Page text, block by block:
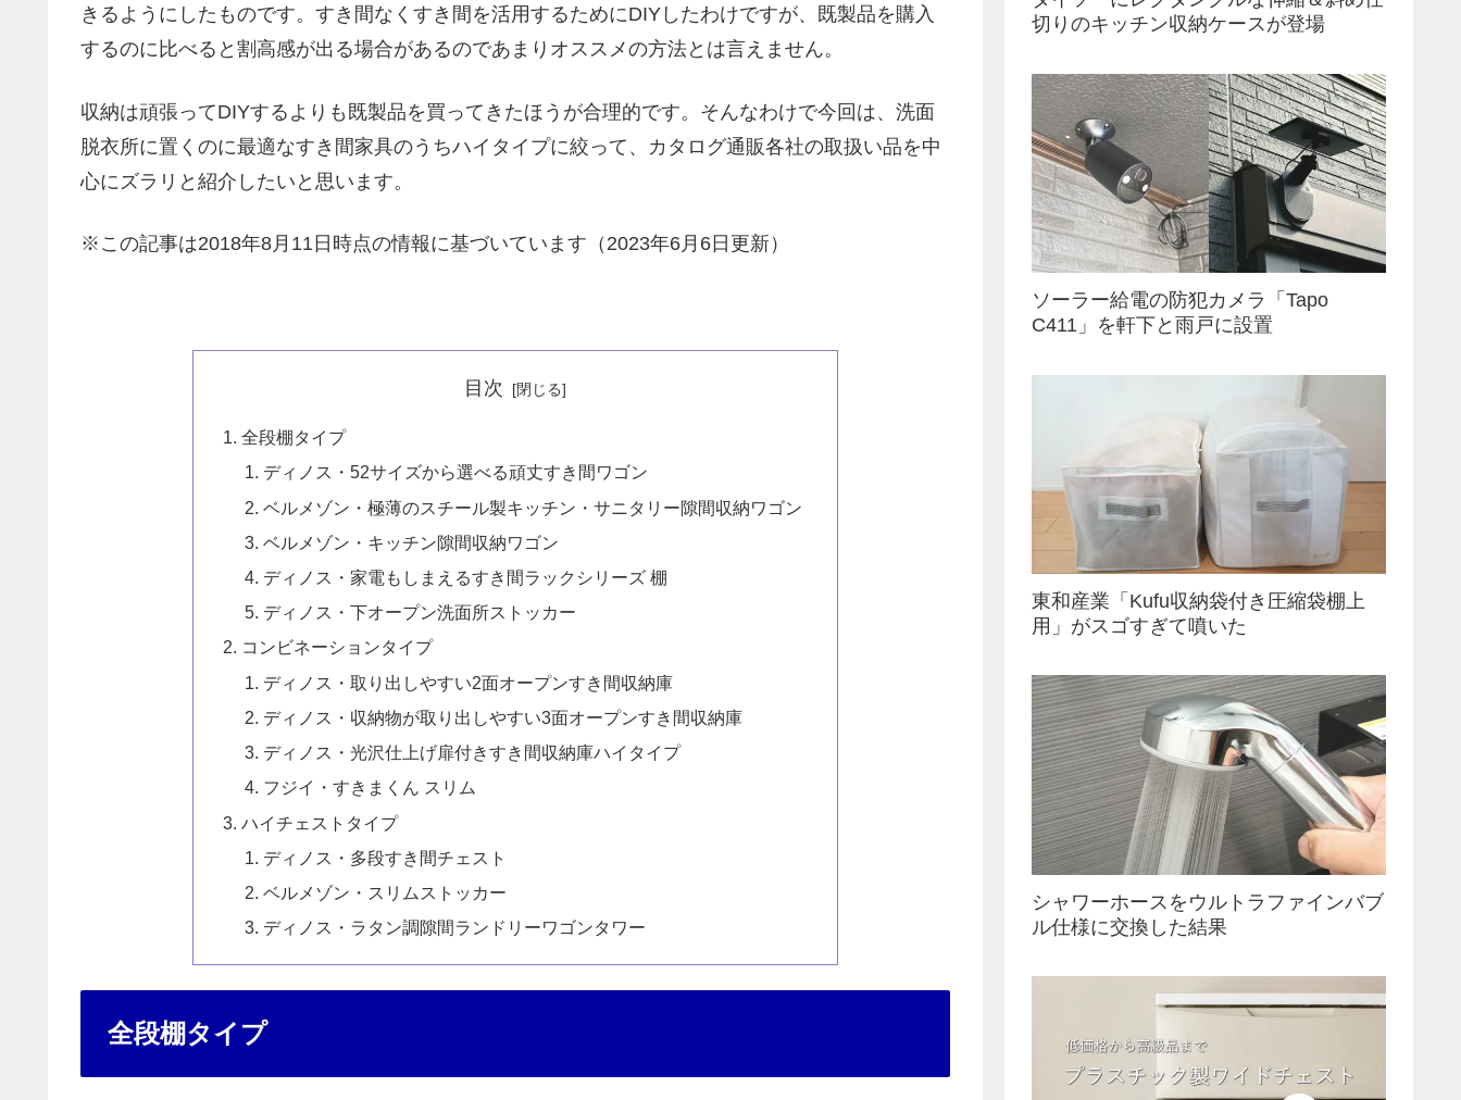
きるようにしたものです。すき間なくすき間を活用するためにDIYしたわけですが、既製品を購入
するのに比べると割高感が出る場合があるのであまりオススメの方法とは言えません。
収納は頑張ってDIYするよりも既製品を買ってきたほうが合理的です。そんなわけで今回は、洗面
脱衣所に置くのに最適なすき間家具のうちハイタイプに絞って、カタログ通販各社の取扱い品を中
心にズラリと紹介したいと思います。
※この記事は2018年8月11日時点の情報に基づいています（2023年6月6日更新）
目次
全段棚タイプ
ディノス・52サイズから選べる頑丈すき間ワゴン
ベルメゾン・極薄のスチール製キッチン・サニタリー隙間収納ワゴン
ベルメゾン・キッチン隙間収納ワゴン
ディノス・家電もしまえるすき間ラックシリーズ 棚
ディノス・下オープン洗面所ストッカー
コンビネーションタイプ
ディノス・取り出しやすい2面オープンすき間収納庫
ディノス・収納物が取り出しやすい3面オープンすき間収納庫
ディノス・光沢仕上げ扉付きすき間収納庫ハイタイプ
フジイ・すきまくん スリム
ハイチェストタイプ
ディノス・多段すき間チェスト
ベルメゾン・スリムストッカー
ディノス・ラタン調隙間ランドリーワゴンタワー
全段棚タイプ
切りのキッチン収納ケースが登場
ソーラー給電の防犯カメラ「Tapo
C411」を軒下と雨戸に設置
東和産業「Kufu収納袋付き圧縮袋棚上
用」がスゴすぎて噴いた
シャワーホースをウルトラファインバブ
ル仕様に交換した結果